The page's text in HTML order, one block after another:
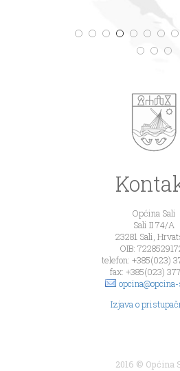
Općina Sali
Sali II 74/A
23281 Sali,
OIB:
telefon: +385(023)
fax: +385(023)
Izjava o
2016 © Općina